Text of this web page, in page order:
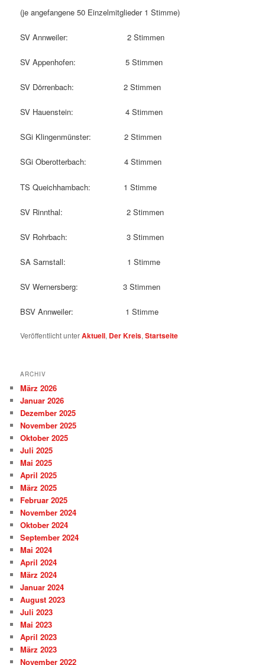
(je angefangene 50 Einzelmitglieder 1 Stimme)
SV Annweiler: 2 Stimmen
SV Appenhofen: 5 Stimmen
SV Dörrenbach: 2 Stimmen
SV Hauenstein: 4 Stimmen
SGi Klingenmünster: 2 Stimmen
SGi Oberotterbach: 4 Stimmen
TS Queichhambach: 1 Stimme
SV Rinnthal: 2 Stimmen
SV Rohrbach: 3 Stimmen
SA Sarnstall: 1 Stimme
SV Wernersberg: 3 Stimmen
BSV Annweiler: 1 Stimme
Veröffentlicht unterAktuell, Der Kreis,Startseite
ARCHIV
März 2026
Januar 2026
Dezember 2025
November 2025
Oktober 2025
Juli 2025
Mai 2025
April 2025
März 2025
Februar 2025
November 2024
Oktober 2024
September 2024
Mai 2024
April 2024
März 2024
Januar 2024
August 2023
Juli 2023
Mai 2023
April 2023
März 2023
November 2022